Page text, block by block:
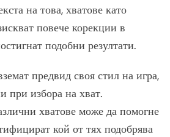
на това, хватове като
повече корекции в
подобни резултати.
предвид своя стил на игра,
при избора на хват.
хватове може да помогне
кой от тях подобрява